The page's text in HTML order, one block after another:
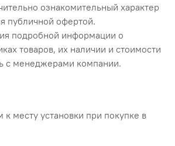
ознакомительный характер
публичной офертой.
подробной информации о
товаров, их наличии и стоимости
с менеджерами компании.
к месту установки при покупке в